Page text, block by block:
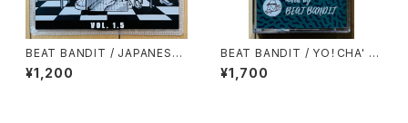
BEAT BANDIT / JAPANESE
STRICTLY BREAKS & BEAT
S VOL.1.5(特典CD-R付)
¥1,200
BEAT BANDIT / YO！CHA' R
APS
¥1,700